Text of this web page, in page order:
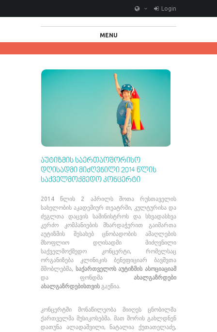
Login
MENU
ᲐᲣᲢᲘᲖᲛᲘᲡ ᲡᲐᲔᲠᲗᲐᲝᲨᲝᲠᲘᲡᲝ
ᲓᲦᲘᲡᲐᲓᲛᲘ ᲛᲘᲫᲦᲕᲜᲘᲚᲘ 2014 ᲬᲚᲘᲡ
ᲡᲐᲥᲕᲔᲚᲛᲝᲥᲛᲔᲓᲝ ᲙᲝᲜᲪᲔᲠᲢᲘ
2014 წლის 2 აპრილს შოთა რუსთაველის
სახელობის აკადემიურ თეატრში, კულტურისა და
ძეგლთა დაცვის სამინისტროს და სხვადასხვა
კერძო კომპანიების მხარდაჭერით გაიმართა
აუტიზმის შესახებ ცნობადობის ამაღლების
მსოფლიო დღისადმი მიძღვნილი
საქველმოქმედო კონცერტი, რომელსაც
ორგანიზება კლინიკის ბენეფიციარ ბავშვთა
მშობლებმა,
საქართველოს აუტიზმის ასოციაციამ
და ფონდმა ახალგაზრდები
ახალგაზრდებისთვის გაუწია.
კონცერტში მონაწილეობა მიიღეს ცნობილმა
ქართველმა მუსიკოსებმა. მათ შორის გახლდნენ
დათუნა ალადაშვილი, ნატალია ქუთათელაძე,